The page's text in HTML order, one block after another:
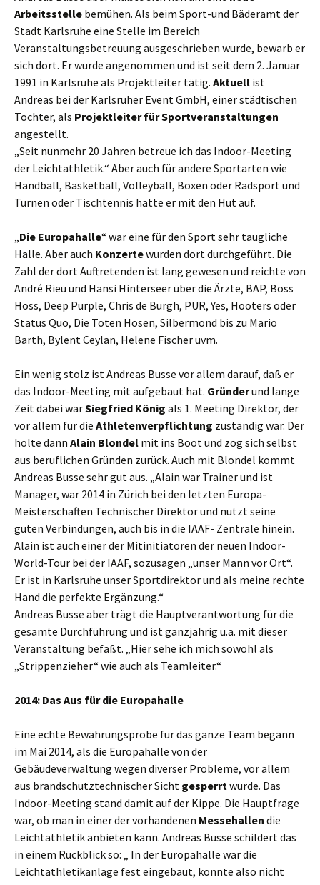
Arbeitsstelle bemühen. Als beim Sport-und Bäderamt der
Stadt Karlsruhe eine Stelle im Bereich
Veranstaltungsbetreuung ausgeschrieben wurde, bewarb er
sich dort. Er wurde angenommen und ist seit dem 2. Januar
1991 in Karlsruhe als Projektleiter tätig. Aktuell ist
Andreas bei der Karlsruher Event GmbH, einer städtischen
Tochter, als Projektleiter fürSportveranstaltungen
angestellt.
„Seit nunmehr 20 Jahren betreue ich das Indoor-Meeting
der Leichtathletik.“ Aber auch für andere Sportarten wie
Handball, Basketball, Volleyball, Boxen oder Radsport und
Turnen oder Tischtennis hatte er mit den Hut auf.
„Die Europahalle“ war eine für den Sport sehr taugliche
Halle. Aber auch Konzertewurden dort durchgeführt. Die
Zahl der dort Auftretenden ist lang gewesen und reichte von
André Rieu und Hansi Hinterseer über die Ärzte, BAP, Boss
Hoss, Deep Purple, Chris de Burgh, PUR, Yes, Hooters oder
Status Quo, Die Toten Hosen, Silbermond bis zu Mario
Barth, Bylent Ceylan, Helene Fischer uvm.
Ein wenig stolz ist Andreas Busse vor allem darauf, daß er
das Indoor-Meeting mit aufgebaut hat. Gründerund lange
Zeit dabei warSiegfried König als 1. Meeting Direktor, der
vor allem für die Athletenverpflichtung zuständig war. Der
holte dann Alain Blondel mit ins Boot und zog sich selbst
aus beruflichen Gründen zurück. Auch mit Blondel kommt
Andreas Busse sehr gut aus. „Alain war Trainer und ist
Manager, war 2014 in Zürich bei den letzten Europa-
Meisterschaften Technischer Direktor und nutzt seine
guten Verbindungen, auch bis in die IAAF- Zentrale hinein.
Alain ist auch einer der Mitinitiatoren der neuen Indoor-
World-Tour bei der IAAF, sozusagen „unser Mann vor Ort“.
Er ist in Karlsruhe unser Sportdirektor und als meine rechte
Hand die perfekte Ergänzung.“
Andreas Busse aber trägt die Hauptverantwortung für die
gesamte Durchführung und ist ganzjährig u.a. mit dieser
Veranstaltung befaßt. „Hier sehe ich mich sowohl als
„Strippenzieher“ wie auch als Teamleiter.“
2014: Das Aus für die Europahalle
Eine echte Bewährungsprobe für das ganze Team begann
im Mai 2014, als die Europahalle von der
Gebäudeverwaltung wegen diverser Probleme, vor allem
aus brandschutztechnischer Sicht gesperrtwurde. Das
Indoor-Meeting stand damit auf der Kippe. Die Hauptfrage
war, ob man in einer der vorhandenen Messehallen die
Leichtathletik anbieten kann. Andreas Busse schildert das
in einem Rückblick so: „ In der Europahalle war die
Leichtathletikanlage fest eingebaut, konnte also nicht